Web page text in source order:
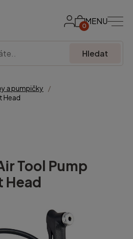
0MENU
Hledat
a pumpičky
Head
Tool Pump
Head